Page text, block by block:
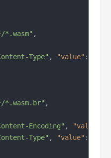
*.wasm" ,
Type" , "value" :
*.wasm.br" ,
Encoding" , "value"
Type" , "value" :